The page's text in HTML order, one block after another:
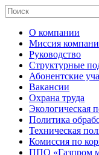
О компании
Миссия
Руководство
Структурные
Абонентские
Вакансии
Охрана труда
Экологическая
Политика
Техническая
Комиссия по
ППО «Газпром